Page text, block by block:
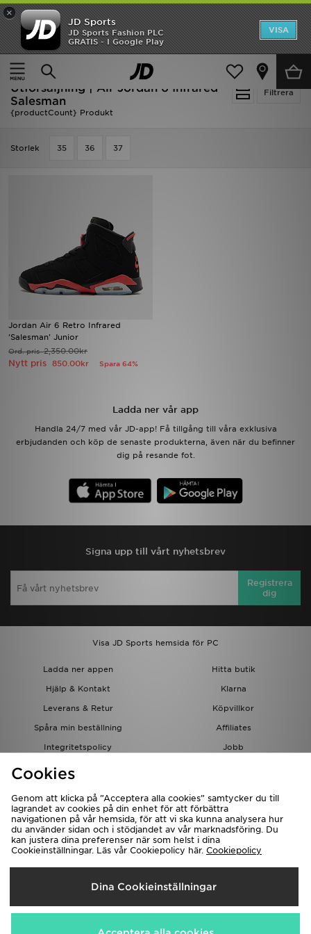
×
JD Sports
JD Sports Fashion PLC
GRATIS - I Google Play
VISA
Ny termin, ny stil Essentials för skolstarten
Hem
Utförsäljning | Air Jordan 6 Infrared Salesman
Filtrera
Utförsäljning | Air Jordan 6 Infrared
Salesman
{productCount} Produkt
Storlek 35 36 37
Jordan Air 6 Retro Infrared
'Salesman' Junior
Ord. pris2,350.00kr
Nytt pris 850.00kr Spara 64%
Ladda ner vår app
Handla 24/7 med vår JD-app! Få tillgång till våra exklusiva
erbjudanden och köp de senaste produkterna, även när du befinner
dig på resande fot.
Signa upp till vårt nyhetsbrev
Registrera
dig
Visa JD Sports hemsida för PC
Ladda ner appen
Hitta butik
Hjälp & Kontakt
Klarna
Leverans & Retur
Köpvillkor
Spåra min beställning
Affiliates
Integritetspolicy
Jobb
JD-bloggen
Levererar Till
Sverige
Vi accepterar följande betalningssätt
Hem
Rea
Nyheter
Herr
Dam
Sport
Ladda ner appen
Kundservice
Cookies
Genom att klicka på ”Acceptera alla cookies” samtycker du till
lagrandet av cookies på din enhet för att förbättra
navigationen på vår hemsida, för att vi ska kunna analysera hur
du använder sidan och i stödjandet av vår marknadsföring. Du
kan justera dina preferenser när som helst i dina
Cookieinställningar. Läs vår Cookiepolicy här. Cookiepolicy
Dina Cookieinställningar